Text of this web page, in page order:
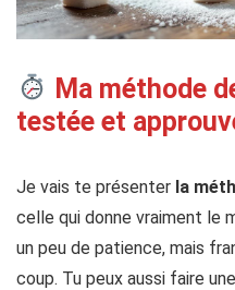
Ma méthode
testée et
Je vais te présenter la
celle qui donne vraiment le
un peu de patience, mais
coup. Tu peux aussi faire